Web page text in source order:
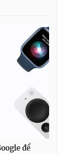
GP-BTTTT
Quốc Thắng,
để